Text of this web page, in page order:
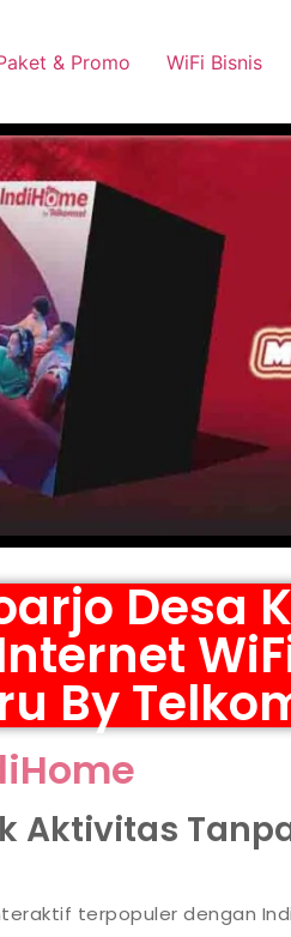
& Promo WiFi Bisnis
Desa
By
Aktivitas
terpopuler dengan